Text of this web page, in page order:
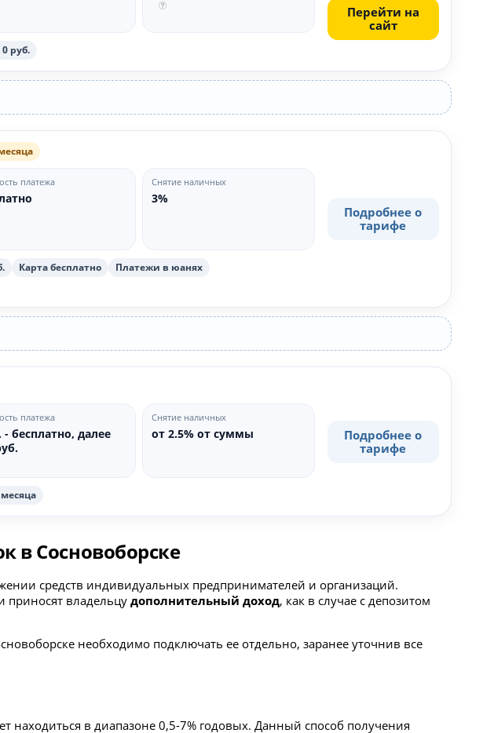
руб.
Перейти на
сайт
платежа Снятие наличных
3%
Карта бесплатно
Платежи в юанях
Подробнее о
тарифе
платежа
бесплатно, далее
Снятие наличных
от 2.5% от суммы
Подробнее о
тарифе
в Сосновоборске
средств индивидуальных предпринимателей и организаций.
приносят владельцудополнительный доход, как в случае с депозитом
необходимо подключать ее отдельно, заранее уточнив все
находиться в диапазоне 0,5-7% годовых. Данный способ получения